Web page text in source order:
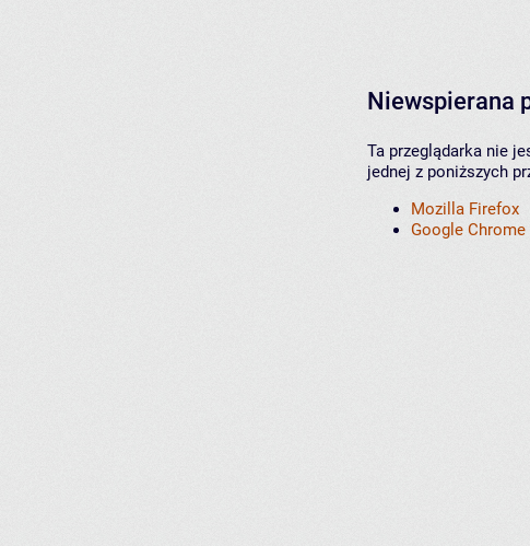
Niewspierana
Ta przeglądarka nie
jednej z poniższych
Mozilla Firefox
Google Chrome